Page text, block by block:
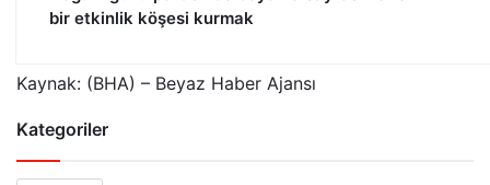
bir etkinlik köşesi kurmak
Kaynak: (BHA) – Beyaz Haber Ajansı
Kategoriler